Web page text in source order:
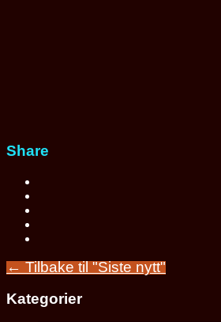
Share
← Tilbake til "Siste nytt"
Kategorier